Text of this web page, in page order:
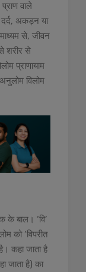
वाले
दर्द, अकड़न या
माध्यम से, जीवन
शरीर से
प्राणायाम
विलोम
के बाल। ‘वि’
को ‘विपरीत
कहा जाता है
जाता है) का